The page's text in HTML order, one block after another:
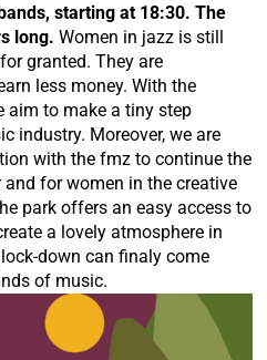
starting at 18:30. The
long. Women in jazz is still
granted. They are
less money. With the
aim to make a tiny step
industry. Moreover, we are
with the fmz to continue the
for women in the creative
park offers an easy access to
a lovely atmosphere in
down can finaly come
of music.